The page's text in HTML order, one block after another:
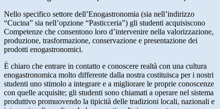
Nello specifico settore dell’Enogastronomia (sia nell’indirizzo
“Cucina” sia nell’opzione “Pasticceria”) gli studenti acquisiscono
Competenze che consentono loro d’intervenire nella valorizzazione,
produzione, trasformazione, conservazione e presentazione dei
prodotti enogastronomici.
È chiaro che entrare in contatto e conoscere realtà con una cultura
enogastronomica molto differente dalla nostra costituisca per i nostri
studenti uno stimolo a integrare e a migliorare le proprie conoscenze
con quelle acquisite; gli studenti sono chiamati a operare nel sistema
produttivo promuovendo la tipicità delle tradizioni locali, nazionali e